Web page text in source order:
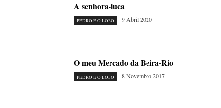
A senhora-iuca
PEDRO E O LOBO 9 Abril 2020
O meu Mercado da Beira-Rio
PEDRO E O LOBO 8 Novembro 2017